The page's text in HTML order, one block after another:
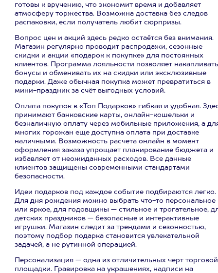
готовы к вручению, что экономит время и добавляет
атмосферу торжества. Возможна доставка без следов
распаковки, если получатель любит сюрпризы.
Вопрос цен и акций здесь редко остаётся без внимания.
Магазин регулярно проводит распродажи, сезонные
скидки и акции «подарок к покупке» для постоянных
клиентов. Программа лояльности позволяет накапливать
бонусы и обменивать их на скидки или эксклюзивные
подарки. Даже обычная покупка может превратиться в
мини-праздник за счёт выгодных условий.
Оплата покупок в «Топ Подарков» гибкая и удобная.
принимают банковские карты, онлайн-кошельки и
безналичную оплату через мобильные приложения, а
многих горожан еще доступна оплата при доставке
наличными. Возможность расчета онлайн в момент
оформления заказа упрощает планирование бюджета и
избавляет от неожиданных расходов. Все данные
клиентов защищены современными стандартами
безопасности.
Идеи подарков под каждое событие подбираются легко.
Для дня рождения можно выбрать что-то персональное
или яркое, для годовщины — стильное и трогательное,
детских праздников — безопасные и интерактивные
игрушки. Магазин следит за трендами и сезонностью,
поэтому подбор подарка становится увлекательной
задачей, а не рутинной операцией.
Персонализация — одна из отличительных черт торговой
площадки. Гравировка на украшениях, надписи на